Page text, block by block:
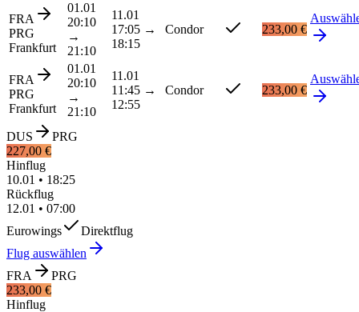
FRA
PRG
Frankfurt
01.01
20:10
→
21:10
11.01
17:05 →
18:15
Condor 233,00 €
FRA
PRG
Frankfurt
01.01
20:10
→
21:10
11.01
11:45 →
12:55
Condor 233,00 €
DUS
PRG
227,00 €
Hinflug
10.01 • 18:25
Rückflug
12.01 • 07:00
Eurowings
Direktflug
Flug auswählen
FRA
PRG
233,00 €
Hinflug